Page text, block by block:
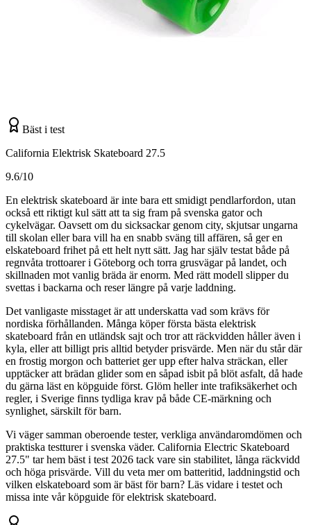
Bäst i test
California Elektrisk Skateboard 27.5
9.6/10
En elektrisk skateboard är inte bara ett smidigt pendlarfordon, utan
också ett riktigt kul sätt att ta sig fram på svenska gator och
cykelvägar. Oavsett om du sicksackar genom city, skjutsar ungarna
till skolan eller bara vill ha en snabb sväng till affären, så ger en
elskateboard frihet på ett helt nytt sätt. Jag har själv testat både på
regnvåta trottoarer i Göteborg och torra grusvägar på landet, och
skillnaden mot vanlig bräda är enorm. Med rätt modell slipper du
svettas i backarna och reser längre på varje laddning.
Det vanligaste misstaget är att underskatta vad som krävs för
nordiska förhållanden. Många köper första bästa elektrisk
skateboard från en utländsk sajt och tror att räckvidden håller även i
kyla, eller att billigt pris alltid betyder prisvärde. Men när du står där
en frostig morgon och batteriet ger upp efter halva sträckan, eller
upptäcker att brädan glider som en såpad isbit på blöt asfalt, då hade
du gärna läst en köpguide först. Glöm heller inte trafiksäkerhet och
regler, i Sverige finns tydliga krav på både CE-märkning och
synlighet, särskilt för barn.
Vi väger samman oberoende tester, verkliga användaromdömen och
praktiska testturer i svenska väder. California Electric Skateboard
27.5" tar hem bäst i test 2026 tack vare sin stabilitet, långa räckvidd
och höga prisvärde. Vill du veta mer om batteritid, laddningstid och
vilken elskateboard som är bäst för barn? Läs vidare i testet och
missa inte vår köpguide för elektrisk skateboard.